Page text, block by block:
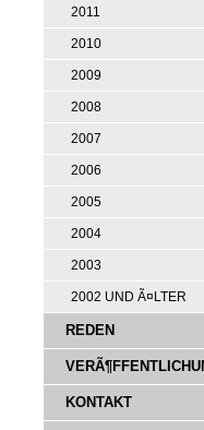
2011
2010
2009
2008
2007
2006
2005
2004
2003
2002 UND Ã¤LTER
REDEN
KONTAKT